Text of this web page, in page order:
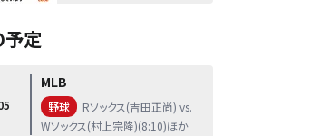
定
MLB
野球
Rソックス(吉田正尚) vs.
Wソックス(村上宗隆)(8:10)ほか